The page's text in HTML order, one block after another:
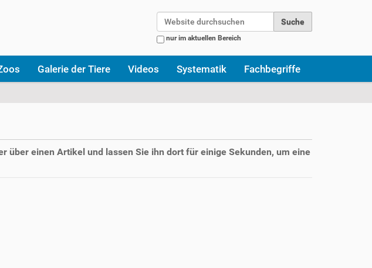
nur im aktuellen Bereich
Galerie der Tiere Videos Systematik Fachbegriffe
über einen Artikel und lassen Sie ihn dort für einige Sekunden, um eine